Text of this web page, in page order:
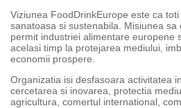
Viziunea FoodDrinkEurope este ca
sanatoasa si sustenabila. Misiunea
permit industriei alimentare europene
acelasi timp la protejarea mediului,
economii prospere.
Organizatia isi desfasoara activitatea
cercetarea si inovarea, protectia
agricultura, comertul international,